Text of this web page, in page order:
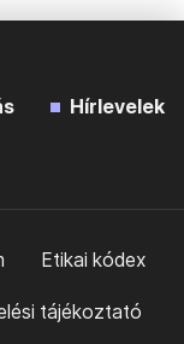
Hírlevelek
Etikai kódex
tájékoztató